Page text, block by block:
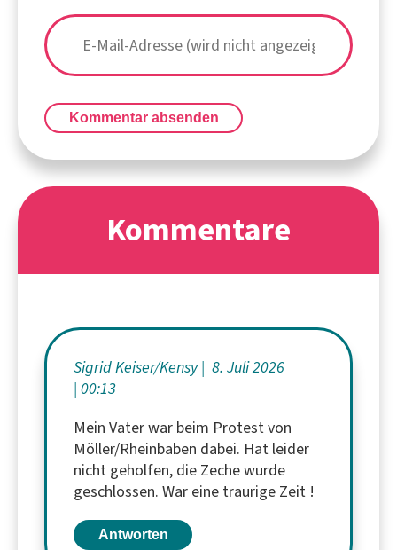
Kommentar absenden
Kommentare
Sigrid Keiser/Kensy
8. Juli 2026
00:13
Mein Vater war beim Protest von
Möller/Rheinbaben dabei. Hat leider
nicht geholfen, die Zeche wurde
geschlossen. War eine traurige Zeit !
Antworten